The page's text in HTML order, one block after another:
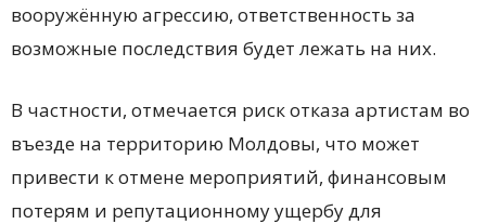
вооружённую агрессию, ответственность за
возможные последствия будет лежать на них.
В частности, отмечается риск отказа артистам во
въезде на территорию Молдовы, что может
привести к отмене мероприятий, финансовым
потерям и репутационному ущербу для